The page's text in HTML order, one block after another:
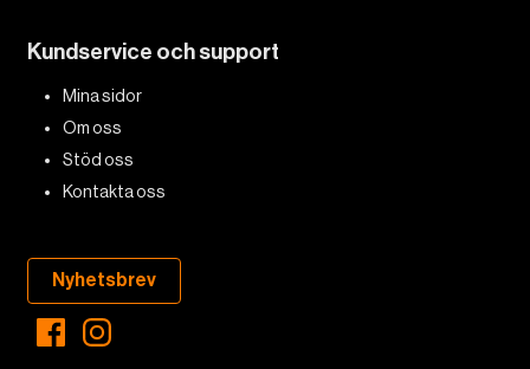
Kundservice och support
Mina sidor
Om oss
Stöd oss
Kontakta oss
Nyhetsbrev